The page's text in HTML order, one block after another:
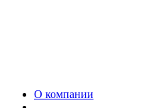
О компании